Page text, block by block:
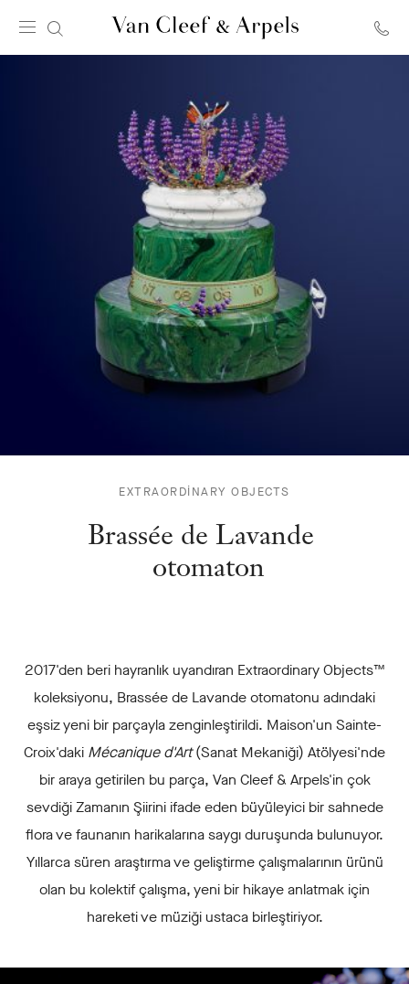
Arpels
ana
sayfa
BRASSÉE
LAVANDE
OTOMATON
EXTRAORDINARY OBJECTS
Brassée de Lavande
otomaton
2017'den beri hayranlık uyandıran Extraordinary Objects™
koleksiyonu, Brassée de Lavande otomatonu adındaki
eşsiz yeni bir parçayla zenginleştirildi. Maison'un Sainte-
Croix'daki Mécanique d'Art(Sanat Mekaniği) Atölyesi'nde
bir araya getirilen bu parça, Van Cleef & Arpels'in çok
sevdiği Zamanın Şiirini ifade eden büyüleyici bir sahnede
flora ve faunanın harikalarına saygı duruşunda bulunuyor.
Yıllarca süren araştırma ve geliştirme çalışmalarının ürünü
olan bu kolektif çalışma, yeni bir hikaye anlatmak için
hareketi ve müziği ustaca birleştiriyor.